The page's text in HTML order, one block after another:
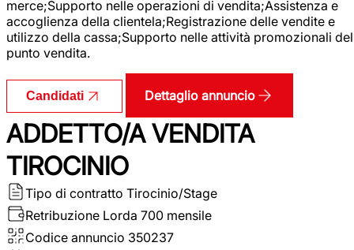
merce;Supporto nelle operazioni di vendita;Assistenza e
accoglienza della clientela;Registrazione delle vendite e
utilizzo della cassa;Supporto nelle attività promozionali del
punto vendita.
Candidati Dettaglio annuncio
ADDETTO/A VENDITA
TIROCINIO
Tipo di contratto Tirocinio/Stage
Retribuzione Lorda 700 mensile
Codice annuncio 350237